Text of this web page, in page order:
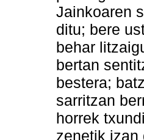
Jainkoaren
ditu; bere
behar
bertan
bestera;
sarritzan
horrek
zenetik izan